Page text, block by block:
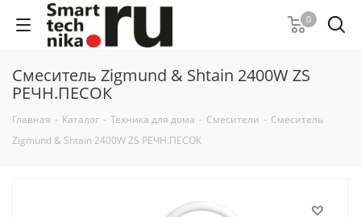
0
Смеситель Zigmund & Shtain 2400W ZS
РЕЧН.ПЕСОК
Главная - Каталог - Техника для дома - Смесители - Смеситель
Zigmund & Shtain 2400W ZS РЕЧН.ПЕСОК